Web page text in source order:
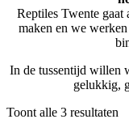
Reptiles Twente gaat
maken en we
In de tussentijd willen
gelukkig,
Toont alle 3 resultaten